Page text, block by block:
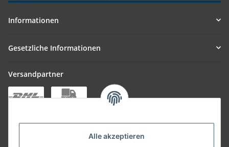
Informationen
Gesetzliche Informationen
Versandpartner
Alle akzeptieren